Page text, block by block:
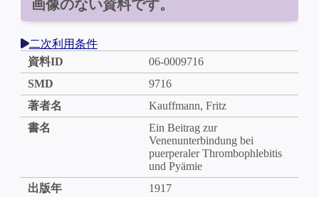
画像のない資料です。
二次利用条件
資料ID
06-0009716
SMD
9716
著者名
Kauffmann, Fritz
書名
Ein Beitrag zur
Venenunterbindung bei
puerperaler Thrombophlebitis
und Pyämie
出版年
1917